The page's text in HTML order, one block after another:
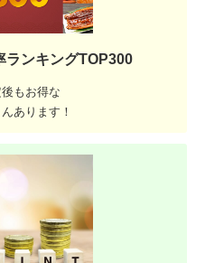
ランキングTOP300
もお得な
あります！